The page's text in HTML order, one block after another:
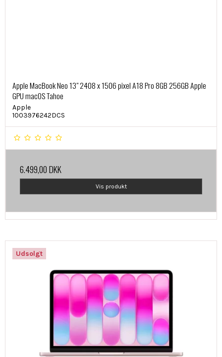
Apple MacBook Neo 13" 2408 x 1506 pixel A18 Pro 8GB 256GB Apple
GPU macOS Tahoe
Apple
1003976242DCS
6.499,00 DKK
Vis produkt
Udsolgt